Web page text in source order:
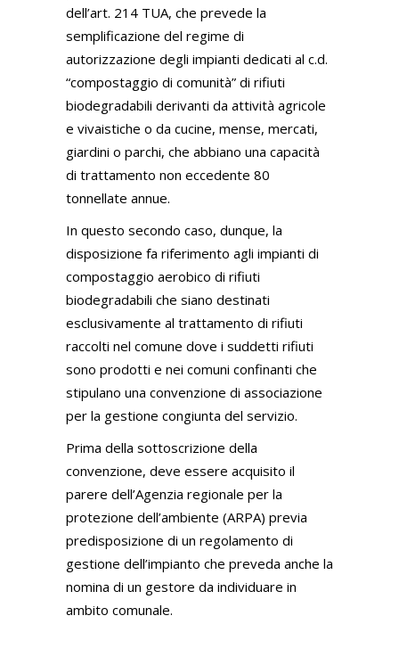
dell’art. 214 TUA, che prevede la
semplificazione del regime di
autorizzazione degli impianti dedicati al c.d.
“compostaggio di comunità” di rifiuti
biodegradabili derivanti da attività agricole
e vivaistiche o da cucine, mense, mercati,
giardini o parchi, che abbiano una capacità
di trattamento non eccedente 80
tonnellate annue.
In questo secondo caso, dunque, la
disposizione fa riferimento agli impianti di
compostaggio aerobico di rifiuti
biodegradabili che siano destinati
esclusivamente al trattamento di rifiuti
raccolti nel comune dove i suddetti rifiuti
sono prodotti e nei comuni confinanti che
stipulano una convenzione di associazione
per la gestione congiunta del servizio.
Prima della sottoscrizione della
convenzione, deve essere acquisito il
parere dell’Agenzia regionale per la
protezione dell’ambiente (ARPA) previa
predisposizione di un regolamento di
gestione dell’impianto che preveda anche la
nomina di un gestore da individuare in
ambito comunale.